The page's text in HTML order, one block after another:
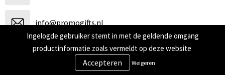
info@promogifts.nl
Neem contact met ons op
Ingelogde gebruiker stemt in met de geldende omgang
productinformatie zoals vermeldt op deze website
Weigeren